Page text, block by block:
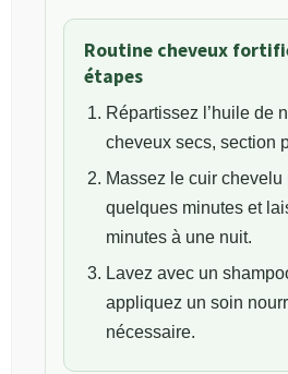
Routine cheveux
étapes
Répartissez l’huile de
cheveux secs, section
Massez le cuir chevelu
quelques minutes et
minutes à une nuit.
Lavez avec un
appliquez un soin
nécessaire.